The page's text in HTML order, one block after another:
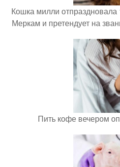
Кошка милли отпраздновала
Меркам и претендует на
Пить кофе вечером